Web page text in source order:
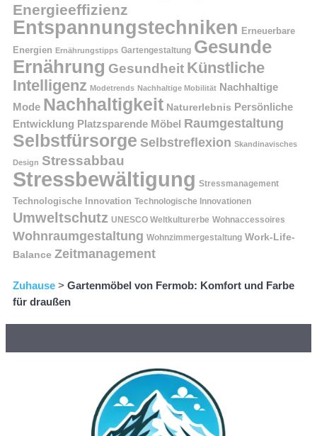
Energieeffizienz
Entspannungstechniken Erneuerbare
Energien Ernährungstipps Gartengestaltung Gesunde
Ernährung Gesundheit Künstliche
Intelligenz Modetrends Nachhaltige Mobilität Nachhaltige
Mode Nachhaltigkeit Naturerlebnis Persönliche
Entwicklung Platzsparende Möbel Raumgestaltung
Selbstfürsorge Selbstreflexion Skandinavisches
Design Stressabbau
Stressbewältigung Stressmanagement
Technologische Innovation Technologische Innovationen
Umweltschutz UNESCO Weltkulturerbe Wohnaccessoires
Wohnraumgestaltung Wohnzimmergestaltung Work-Life-
Balance Zeitmanagement
Zuhause > Gartenmöbel von Fermob: Komfort und Farbe
für draußen